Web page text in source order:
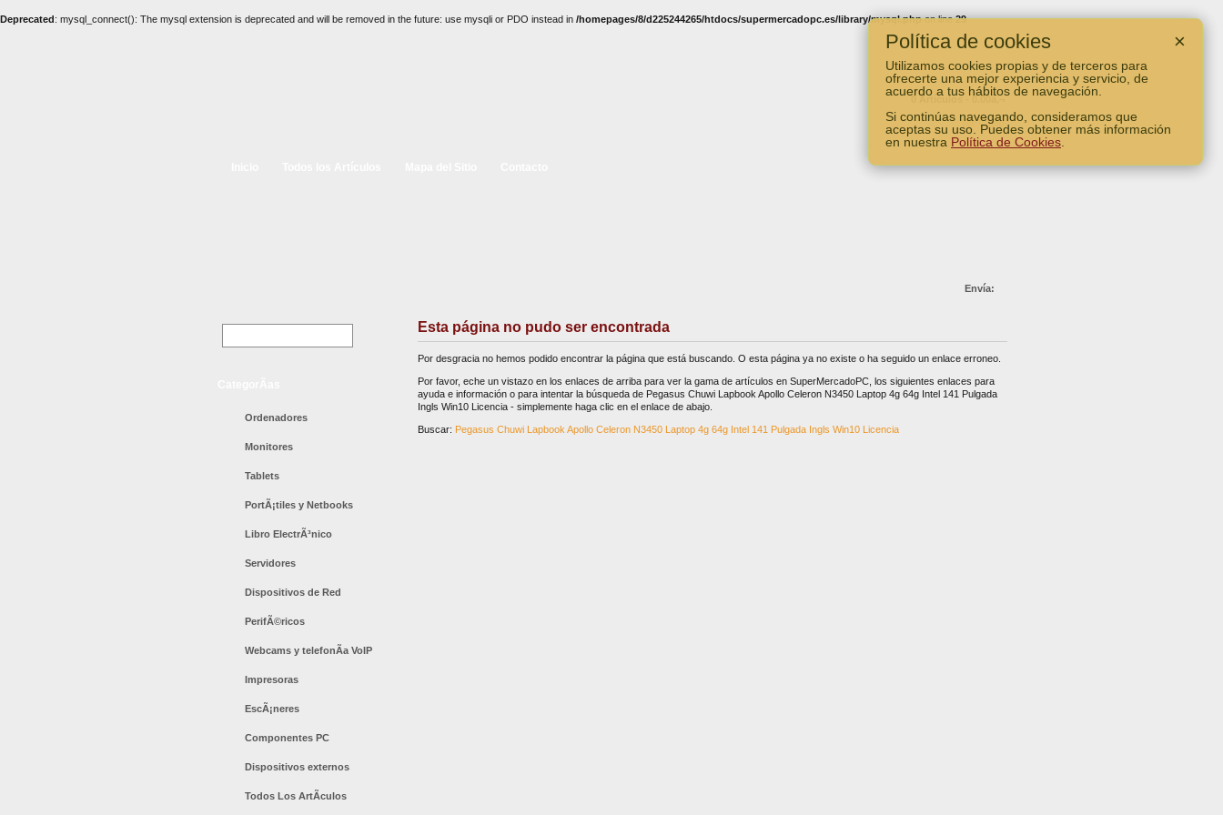
×
Política de cookies
Utilizamos cookies propias y de terceros para
ofrecerte una mejor experiencia y servicio, de
acuerdo a tus hábitos de navegación.
Si continúas navegando, consideramos que
aceptas su uso. Puedes obtener más información
en nuestra Política de Cookies
Deprecated: mysql_connect(): The mysql extension is deprecated and will be removed in the future: use mysqli or PDO instead in /homepages/8/d225244265/htdocs/supermercadopc.es/library/mysql.phpon line29
0 Artículos - 0.00â‚¬
Ver Carro
Envía:
Ordenadores
Monitores
Tablets
PortÃ¡tiles y Netbooks
Libro ElectrÃ³nico
Servidores
Dispositivos de Red
PerifÃ©ricos
Webcams y telefonÃ­a VoIP
Impresoras
EscÃ¡neres
Componentes PC
Dispositivos externos
Todos Los ArtÃ­culos
Esta página no pudo ser encontrada
Por desgracia no hemos podido encontrar la página que está buscando. O esta página ya no existe o ha seguido un enlace erroneo.
Por favor, eche un vistazo en los enlaces de arriba para ver la gama de artículos en SuperMercadoPC, los siguientes enlaces para
ayuda e información o para intentar la búsqueda de Pegasus Chuwi Lapbook Apollo Celeron N3450 Laptop 4g 64g Intel 141 Pulgada
Ingls Win10 Licencia - simplemente haga clic en el enlace de abajo.
Buscar: Pegasus Chuwi Lapbook Apollo Celeron N3450 Laptop 4g 64g Intel 141 Pulgada Ingls Win10 Licencia